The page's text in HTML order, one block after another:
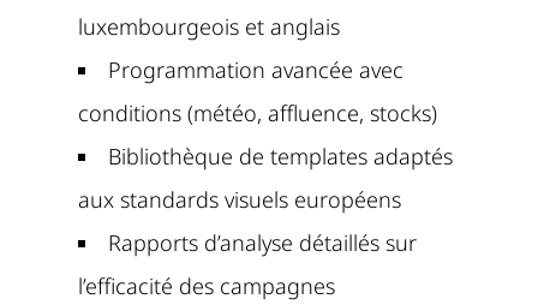
luxembourgeois et anglais
Programmation avancée avec
conditions (météo, affluence, stocks)
Bibliothèque de templates adaptés
aux standards visuels européens
Rapports d’analyse détaillés sur
l’efficacité des campagnes